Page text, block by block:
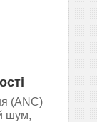
(ANC)
шум,